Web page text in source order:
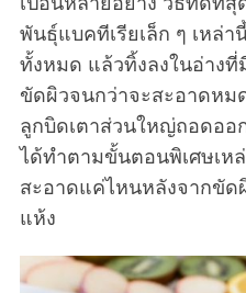
พันธุ์แบคทีเรียเล็ก ๆ เหล่
ทั้งหมด แล้วทิ้งลงในอ่าง
ขัดผิวจนกว่าจะสะอาดหม
ลูกบิดเตาส่วนใหญ่ถอดออ
ได้ทำตามขั้นตอนพิเศษเห
สะอาดแค่ไหนหลังจากขัด
แห้ง